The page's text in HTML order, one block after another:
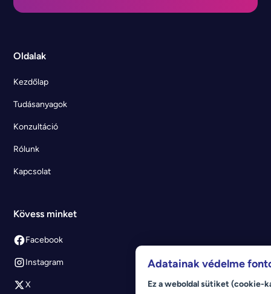
Oldalak
Kezdőlap
Tudásanyagok
Konzultáció
Rólunk
Kapcsolat
Kövess minket
Facebook
Instagram
X
Adatainak védelme
Ez a weboldal sütiket (cookie-